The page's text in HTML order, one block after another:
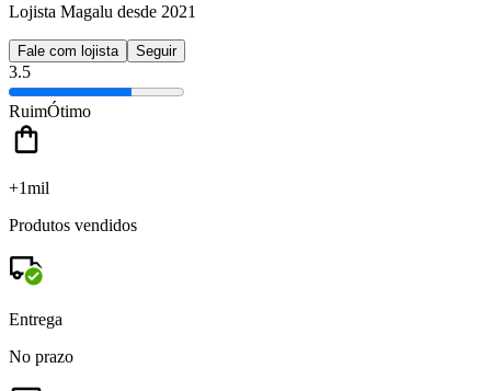
Lojista Magalu desde 2021
Fale com lojista Seguir
3.5
RuimÓtimo
+1mil
Produtos vendidos
Entrega
No prazo